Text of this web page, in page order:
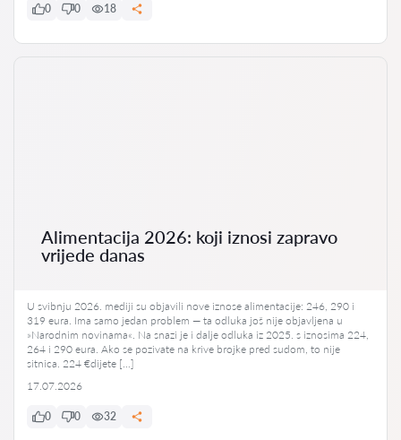
0 0 18
Alimentacija 2026: koji iznosi zapravo
vrijede danas
U svibnju 2026. mediji su objavili nove iznose alimentacije: 246, 290 i
319 eura. Ima samo jedan problem — ta odluka još nije objavljena u
»Narodnim novinama«. Na snazi je i dalje odluka iz 2025. s iznosima 224,
264 i 290 eura. Ako se pozivate na krive brojke pred sudom, to nije
sitnica. 224 €dijete […]
17.07.2026
0 0 32